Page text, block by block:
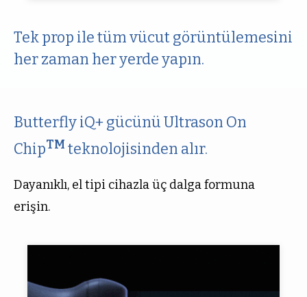
Tek prop ile tüm vücut görüntülemesini
her zaman her yerde yapın.
Butterfly iQ+ gücünü Ultrason On
ChipTM teknolojisinden alır.
Dayanıklı, el tipi cihazla üç dalga formuna
erişin.